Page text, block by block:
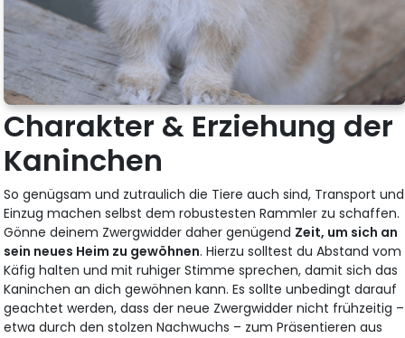
Charakter & Erziehung der
Kaninchen
So genügsam und zutraulich die Tiere auch sind, Transport und
Einzug machen selbst dem robustesten Rammler zu schaffen.
Gönne deinem Zwergwidder daher genügend Zeit, um sich an
sein neues Heim zu gewöhnen. Hierzu solltest du Abstand vom
Käfig halten und mit ruhiger Stimme sprechen, damit sich das
Kaninchen an dich gewöhnen kann. Es sollte unbedingt darauf
geachtet werden, dass der neue Zwergwidder nicht frühzeitig –
etwa durch den stolzen Nachwuchs – zum Präsentieren aus